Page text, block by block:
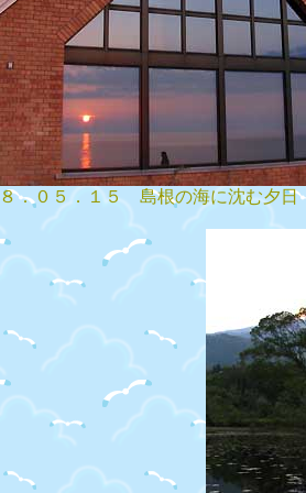
．０５．１５ 島根の海に沈む夕